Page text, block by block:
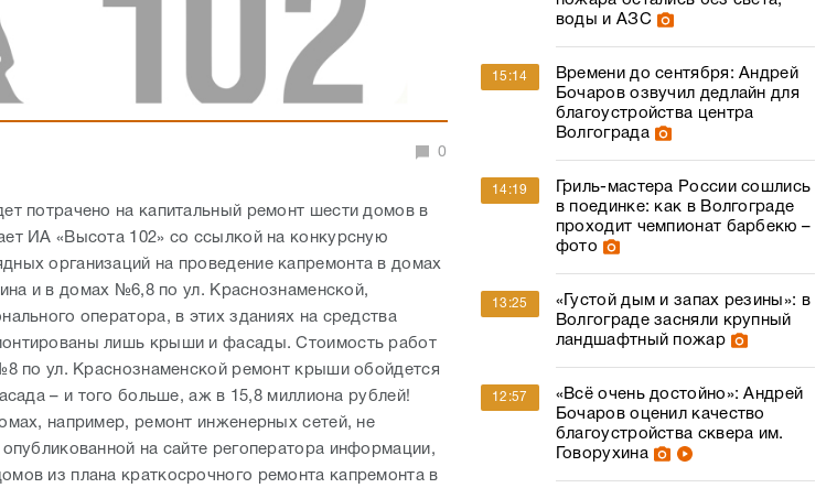
0
потрачено на капитальный ремонт шести домов в
ИА «Высота 102» со ссылкой на конкурсную
организаций на проведение капремонта в домах
и в домах №6,8 по ул. Краснознаменской,
оператора, в этих зданиях на средства
лишь крыши и фасады. Стоимость работ
по ул. Краснознаменской ремонт крыши обойдется
– и того больше, аж в 15,8 миллиона рублей!
например, ремонт инженерных сетей, не
на сайте регоператора информации,
из плана краткосрочного ремонта капремонта в
воды и АЗС
15:14
Времени до сентября: Андрей
Бочаров озвучил дедлайн для
благоустройства центра
Волгограда
14:19
Гриль-мастера России сошлись
в поединке: как в Волгограде
проходит чемпионат барбекю –
фото
13:25
«Густой дым и запах резины»: в
Волгограде засняли крупный
ландшафтный пожар
12:57
«Всё очень достойно»: Андрей
Бочаров оценил качество
благоустройства сквера им.
Говорухина